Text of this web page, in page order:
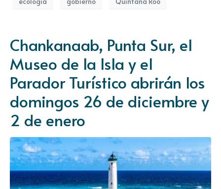
Chankanaab, Punta Sur, el
Museo de la Isla y el
Parador Turístico abrirán los
domingos 26 de diciembre y
2 de enero